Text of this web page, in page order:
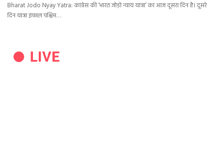
Bharat Jodo Nyay Yatra: कांग्रेस की ‘भारत जोड़ो न्याय यात्रा’ का आज दूसरा दिन है। दूसरे
दिन यात्रा इंफाल पश्चिम…